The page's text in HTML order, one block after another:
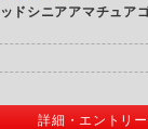
ドシニアアマチュア
詳細・エントリー